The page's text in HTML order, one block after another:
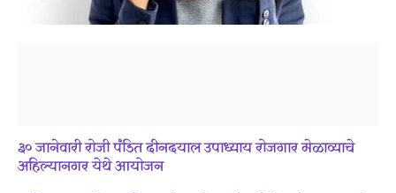
३० जानेवारी रोजी पंडित दीनदयाल उपाध्याय रोजगार मेळाव्याचे
अहिल्यानगर येथे आयोजन